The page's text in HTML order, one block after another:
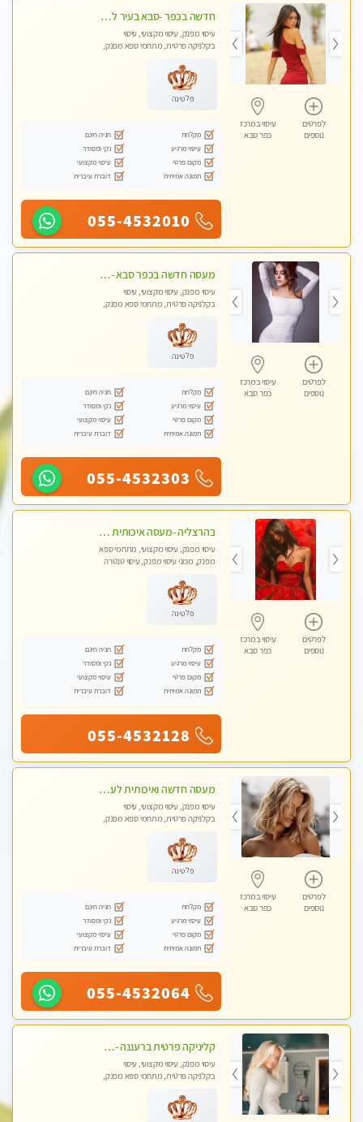
לפרטים
נוספים
עיסוי במרכז
כפר סבא
חדשה בכפר -סבא בעיר לעיסוי מפנק מקצועי ואיכותי מאוד
עיסוי מפנק, עיסוי מקצועי, עיסוי
בקלניקה פרטית, מתחמי ספא מפנק,
פלטינה
מקלחת
חניה חינם
עיסוי מרגיע
נקי ומסודר
מקום פרטי
עיסוי מקצועי
תמונה אמיתית
דוברת עיברית
055-4532010
לפרטים
נוספים
עיסוי במרכז
כפר סבא
מעסה חדשה בכפר סבא -מומלץ לחלוטין!!!! מעסה מקצועית צעירה ואיכותית פרטי!!!
עיסוי מפנק, עיסוי מקצועי, עיסוי
בקלניקה פרטית, מתחמי ספא מפנק,
פלטינה
מקלחת
חניה חינם
עיסוי מרגיע
נקי ומסודר
מקום פרטי
עיסוי מקצועי
תמונה אמיתית
דוברת עיברית
055-4532303
לפרטים
נוספים
עיסוי במרכז
כפר סבא
בהרצליה -מעסה איכותית מקצועית ומפנקת
עיסוי מפנק, עיסוי מקצועי, מתחמי ספא
מפנק, מכוני עיסוי מפנק, עיסוי טנטרה
פלטינה
מקלחת
חניה חינם
עיסוי מרגיע
נקי ומסודר
מקום פרטי
עיסוי מקצועי
תמונה אמיתית
דוברת עיברית
055-4532128
לפרטים
נוספים
עיסוי במרכז
כפר סבא
מעסה חדשה ואיכותית לעיסוי מרגיע ומפנק VIP-מומלץ לחלוטין! פרטי! -ללא מין !!
עיסוי מפנק, עיסוי מקצועי, עיסוי
בקלניקה פרטית, מתחמי ספא מפנק,
פלטינה
מקלחת
חניה חינם
עיסוי מרגיע
נקי ומסודר
מקום פרטי
עיסוי מקצועי
תמונה אמיתית
דוברת עיברית
055-4532064
קליניקה פרטית ברעננה -מעסה איכותית לעיסוי מקצועי ומפנק לכל שרירי הגוף...
עיסוי מפנק, עיסוי מקצועי, עיסוי
בקלניקה פרטית, מתחמי ספא מפנק,